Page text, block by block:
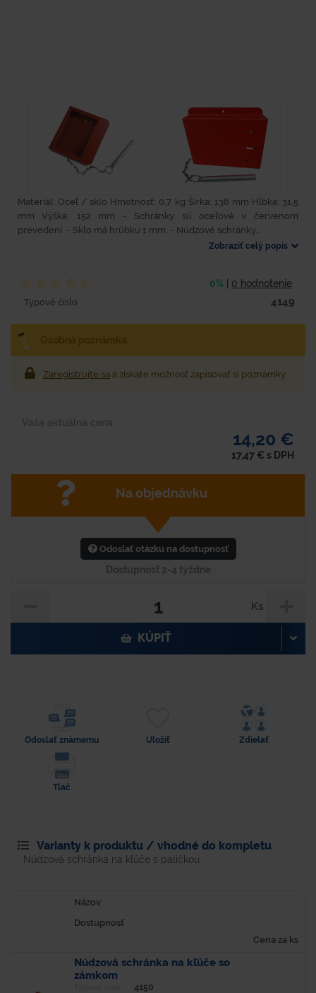
Materiál: Oceľ / sklo Hmotnosť: 0,7 kg Šírka: 138 mm Hĺbka: 31,5
mm Výška: 152 mm - Schránky sú oceľové v červenom
prevedení. - Sklo má hrúbku 1 mm. - Núdzové schránky...
Zobraziť celý popis
0% 0 hodnotenie
Typové číslo 4149
Zaregistrujte sa a získate možnosť zapisovať si poznámky
Vaša aktuálna cena
14,20 €
17,47 € s DPH
Na objednávku
Odoslať otázku na dostupnosť
Dostupnosť 2-4 týždne
Ks
KÚPIŤ
Odoslať známemu Uložiť Zdielať
Tlač
Varianty k produktu / vhodné do kompletu
Núdzová schránka na kľúče s paličkou
Názov
Dostupnosť
Cena za ks
Núdzová schránka na kľúče so
zámkom
4150